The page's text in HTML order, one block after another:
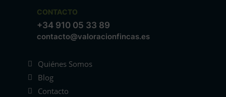
CONTACTO
+34 910 05 33 89
contacto@valoracionfincas.es
Quiénes Somos
Blog
Contacto